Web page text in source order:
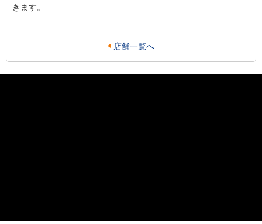
きます。
店舗一覧へ